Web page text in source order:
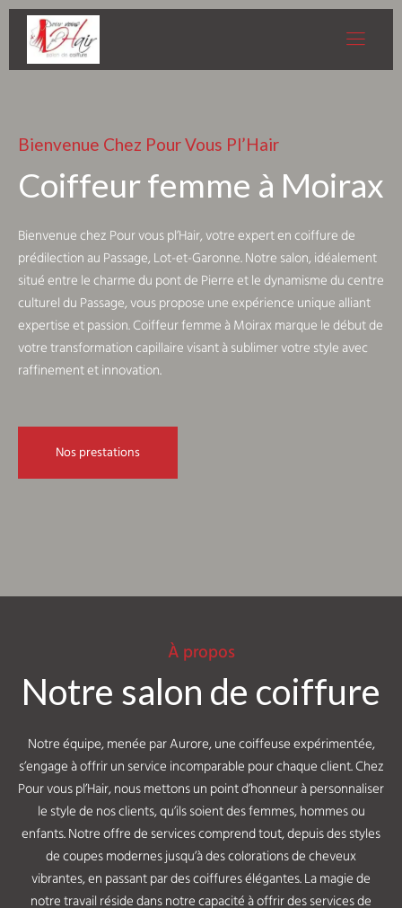
Bienvenue Chez Pour Vous Pl’Hair
Coiffeur femme à Moirax
Bienvenue chez Pour vous pl’Hair, votre expert en coiffure de
prédilection au Passage, Lot-et-Garonne. Notre salon, idéalement
situé entre le charme du pont de Pierre et le dynamisme du centre
culturel du Passage, vous propose une expérience unique alliant
expertise et passion. Coiffeur femme à Moirax marque le début de
votre transformation capillaire visant à sublimer votre style avec
raffinement et innovation.
Nos prestations
À propos
Notre salon de coiffure
Notre équipe, menée par Aurore, une coiffeuse expérimentée,
s’engage à offrir un service incomparable pour chaque client. Chez
Pour vous pl’Hair, nous mettons un point d’honneur à personnaliser
le style de nos clients, qu’ils soient des femmes, hommes ou
enfants. Notre offre de services comprend tout, depuis des styles
de coupes modernes jusqu’à des colorations de cheveux
vibrantes, en passant par des coiffures élégantes. La magie de
notre travail réside dans notre capacité à offrir des services de